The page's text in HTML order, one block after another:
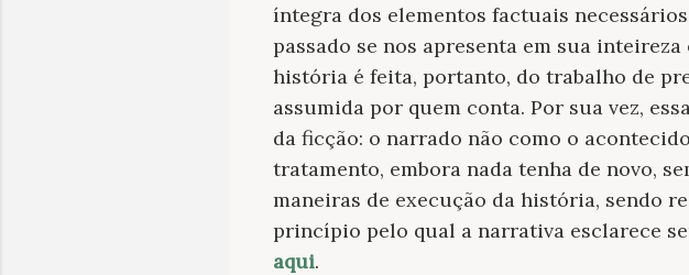
íntegra dos elementos factuais
passado se nos apresenta em sua
história é feita, portanto, do trabalho de
assumida por quem conta. Por sua vez,
da ficção: o narrado não como o
tratamento, embora nada tenha de novo,
maneiras de execução da história, sendo
princípio pelo qual a narrativa esclarece
aqui.